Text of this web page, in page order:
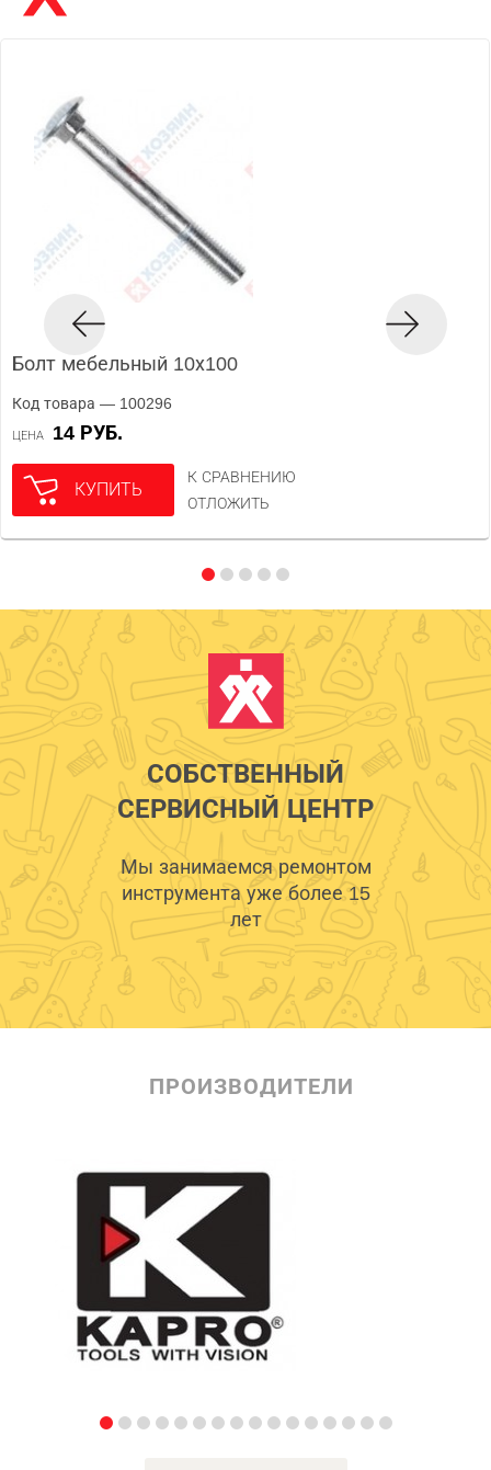
Болт мебельный 10х100
Код товара — 100296
ЦЕНА 14 РУБ.
КУПИТЬ
К СРАВНЕНИЮ
ОТЛОЖИТЬ
СОБСТВЕННЫЙ
СЕРВИСНЫЙ ЦЕНТР
Мы занимаемся ремонтом
инструмента уже более 15
лет
ПРОИЗВОДИТЕЛИ